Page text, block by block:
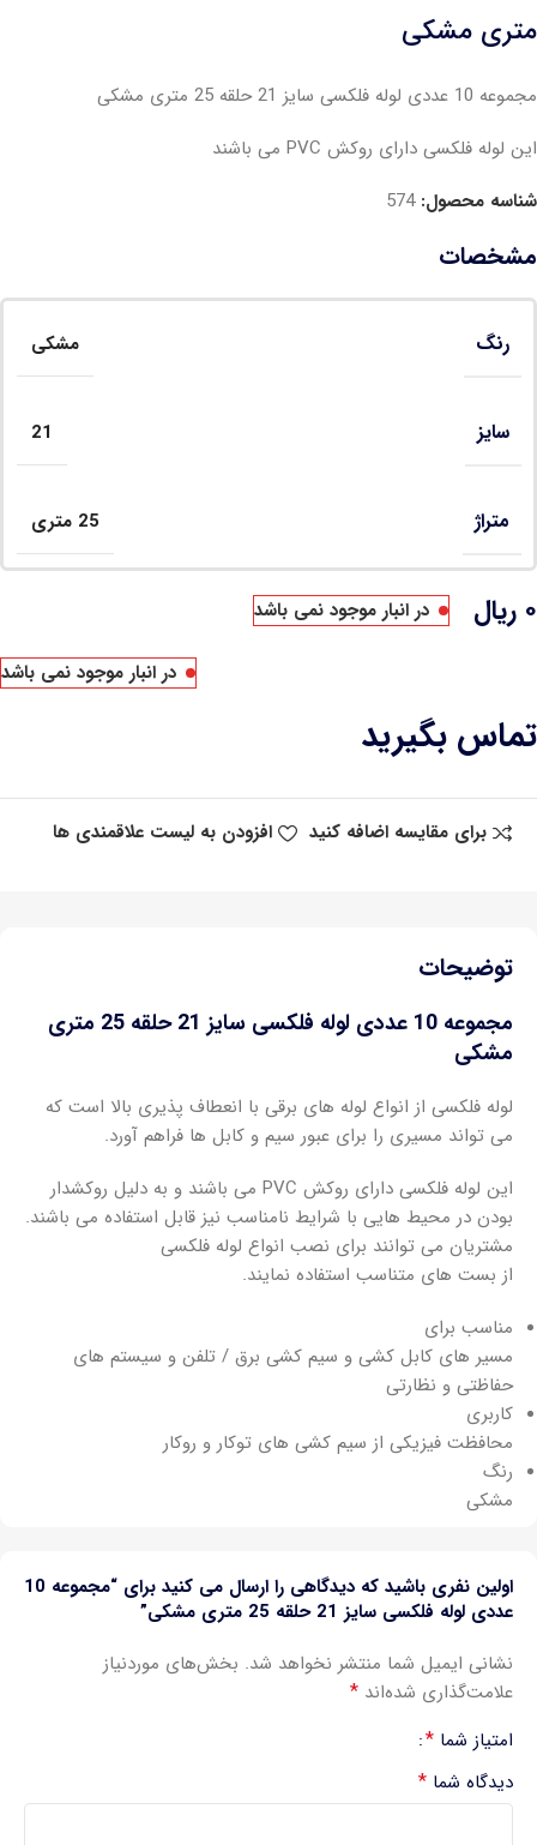
متری مشکی
مجموعه 10 عددی لوله فلکسی سایز 21 حلقه 25 متری مشکی
این لوله فلکسی دارای روکش PVC می باشند
شناسه محصول:574
مشخصات
رنگ مشکی
سایز 21
متراژ 25 متری
۰ ریال در انبار موجود نمی باشد
در انبار موجود نمی باشد
تماس بگیرید
برای مقایسه اضافه کنید افزودن به لیست علاقمندی ها
توضیحات
مجموعه 10 عددی لوله فلکسی سایز 21 حلقه 25 متری
مشکی
لوله فلکسی از انواع لوله های برقی با انعطاف پذیری بالا است که
می تواند مسیری را برای عبور سیم و کابل ها فراهم آورد.
این لوله فلکسی دارای روکش PVC می باشند و به دلیل روکشدار
بودن در محیط هایی با شرایط نامناسب نیز قابل استفاده می باشند.
مشتریان می توانند برای نصب انواع لوله فلکسی
از بست های متناسب استفاده نمایند.
مناسب برای
مسیر های کابل کشی و سیم کشی برق / تلفن و سیستم های
حفاظتی و نظارتی
کاربری
محافظت فیزیکی از سیم کشی های توکار و روکار
رنگ
مشکی
اولین نفری باشید که دیدگاهی را ارسال می کنید برای “مجموعه 10
عددی لوله فلکسی سایز 21 حلقه 25 متری مشکی”
نشانی ایمیل شما منتشر نخواهد شد. بخش‌های موردنیاز
علامت‌گذاری شده‌اند *
امتیاز شما *
دیدگاه شما *